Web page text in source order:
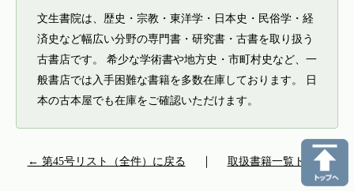
文生書院は、歴史・宗教・東洋学・日本史・民俗学・経
済史など幅広い分野の専門書・研究書・古書を取り扱う
古書店です。 希少な学術書や地方史・市町村史など、一
般書店では入手困難な書籍を多数在庫しております。 日
本の古本屋でも在庫をご確認いただけます。
← 第45号リスト（全件）に戻る ｜ 取扱書籍一覧トップ